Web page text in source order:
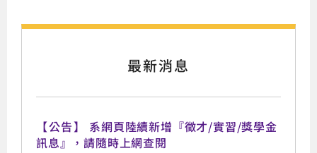
最新消息
【公告】
系網頁陸續新增『徵才/實習/獎學金
訊息』，請隨時上網查閱